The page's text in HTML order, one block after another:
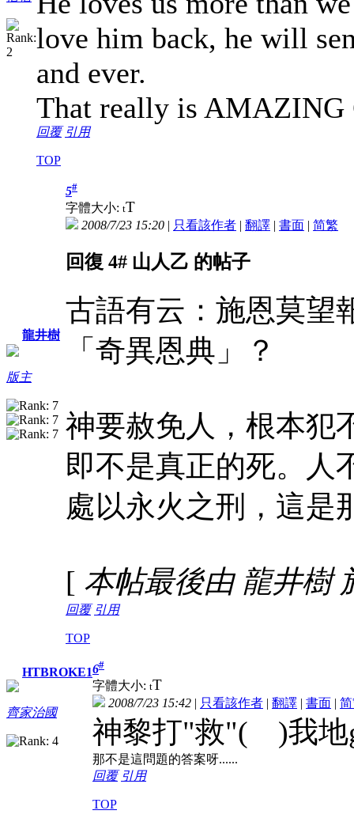
love him back, he will
and ever.
That really is AMAZING
回覆 引用
TOP
龍井樹
版主
5#
字體大小: tT
2008/7/23 15:20 | 只看該作者 | 翻譯 | 書面 | 简繁
回復 4# 山人乙 的帖子
古語有云：施恩莫望
「奇異恩典」？
神要赦免人，根本犯
即不是真正的死。人
處以永火之刑，這是
[ 本帖最後由 龍井樹
回覆 引用
TOP
HTBROKE1
齊家治國
6#
字體大小: tT
2008/7/23 15:42 | 只看該作者 | 翻譯 | 書面 | 简
神黎打"救"( )我
那不是這問題的答案呀......
回覆 引用
TOP